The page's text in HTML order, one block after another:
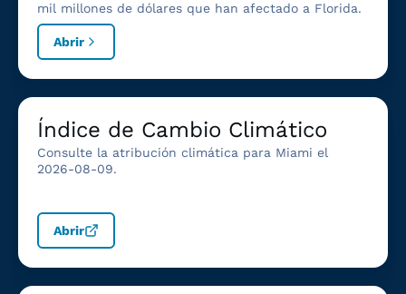
mil millones de dólares que han afectado a Florida.
Abrir
Índice de Cambio Climático
Consulte la atribución climática para Miami el
2026-08-09.
Abrir